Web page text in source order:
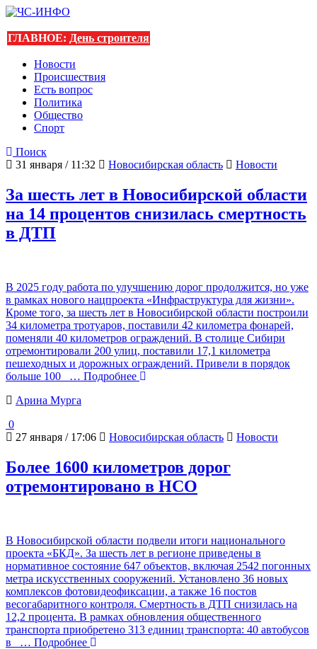
ГЛАВНОЕ: День строителя
Новости
Происшествия
Есть вопрос
Политика
Общество
Спорт
Поиск
31 января / 11:32
Новосибирская область Новости
За шесть лет в Новосибирской области
на 14 процентов снизилась смертность
в ДТП
В 2025 году работа по улучшению дорог продолжится, но уже
в рамках нового нацпроекта «Инфраструктура для жизни».
Кроме того, за шесть лет в Новосибирской области построили
34 километра тротуаров, поставили 42 километра фонарей,
поменяли 40 километров ограждений. В столице Сибири
отремонтировали 200 улиц, поставили 17,1 километра
пешеходных и дорожных ограждений. Привели в порядок
больше 100
… Подробнее
Арина Мурга
0
27 января / 17:06
Новосибирская область Новости
Более 1600 километров дорог
отремонтировано в НСО
В Новосибирской области подвели итоги национального
проекта «БКД». За шесть лет в регионе приведены в
нормативное состояние 647 объектов, включая 2542 погонных
метра искусственных сооружений. Установлено 36 новых
комплексов фотовидеофиксации, а также 16 постов
весогабаритного контроля. Смертность в ДТП снизилась на
12,2 процента. В рамках обновления общественного
транспорта приобретено 313 единиц транспорта: 40 автобусов
в
… Подробнее